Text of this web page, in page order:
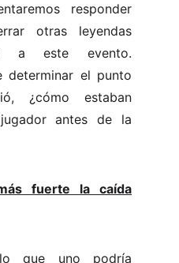
responder
otras leyendas
a este evento.
determinar el punto
¿cómo estaban
antes de la
fuerte la caída
que uno podría